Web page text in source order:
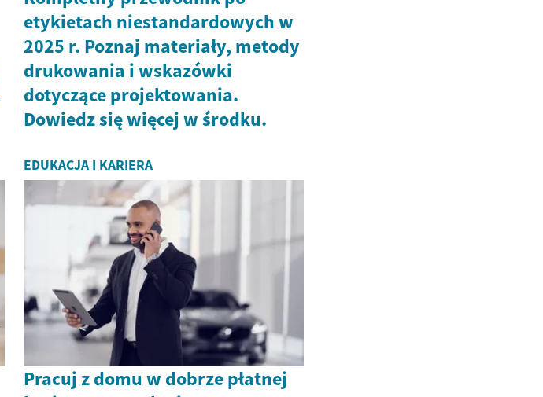
etykietach niestandardowych w
2025 r. Poznaj materiały, metody
drukowania i wskazówki
dotyczące projektowania.
Dowiedz się więcej w środku.
EDUKACJA I KARIERA
Pracuj z domu w dobrze płatnej